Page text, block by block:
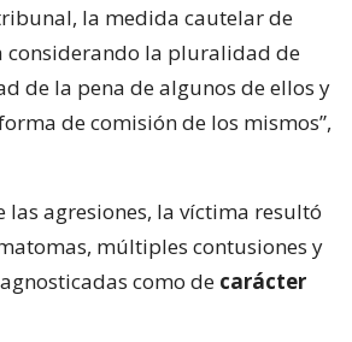
la medida cautelar de
considerando la pluralidad de
de la pena de algunos de ellos y
de comisión de los mismos”,
las agresiones, la víctima resultó
múltiples contusiones y
como de carácter